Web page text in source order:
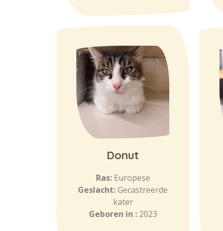
Donut
Ras: Europese
Geslacht:Gecastreerde
kater
Geboren in : 2023